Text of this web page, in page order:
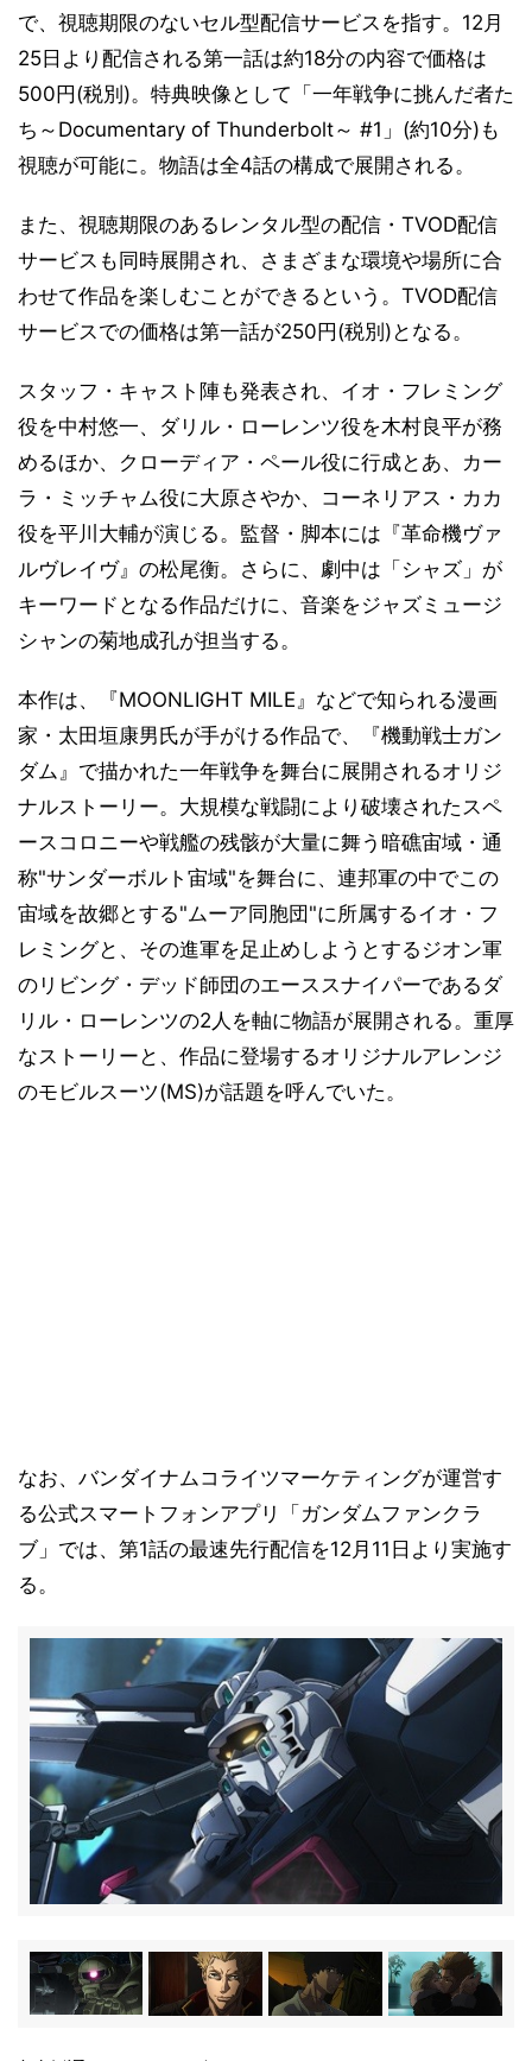
で、視聴期限のないセル型配信サービスを指す。12月
25日より配信される第一話は約18分の内容で価格は
500円(税別)。特典映像として「一年戦争に挑んだ者た
ち～Documentary of Thunderbolt～ #1」(約10分)も
視聴が可能に。物語は全4話の構成で展開される。
また、視聴期限のあるレンタル型の配信・TVOD配信
サービスも同時展開され、さまざまな環境や場所に合
わせて作品を楽しむことができるという。TVOD配信
サービスでの価格は第一話が250円(税別)となる。
スタッフ・キャスト陣も発表され、イオ・フレミング
役を中村悠一、ダリル・ローレンツ役を木村良平が務
めるほか、クローディア・ペール役に行成とあ、カー
ラ・ミッチャム役に大原さやか、コーネリアス・カカ
役を平川大輔が演じる。監督・脚本には『革命機ヴァ
ルヴレイヴ』の松尾衡。さらに、劇中は「シャズ」が
キーワードとなる作品だけに、音楽をジャズミュージ
シャンの菊地成孔が担当する。
本作は、『MOONLIGHT MILE』などで知られる漫画
家・太田垣康男氏が手がける作品で、『機動戦士ガン
ダム』で描かれた一年戦争を舞台に展開されるオリジ
ナルストーリー。大規模な戦闘により破壊されたスペ
ースコロニーや戦艦の残骸が大量に舞う暗礁宙域・通
称"サンダーボルト宙域"を舞台に、連邦軍の中でこの
宙域を故郷とする"ムーア同胞団"に所属するイオ・フ
レミングと、その進軍を足止めしようとするジオン軍
のリビング・デッド師団のエーススナイパーであるダ
リル・ローレンツの2人を軸に物語が展開される。重厚
なストーリーと、作品に登場するオリジナルアレンジ
のモビルスーツ(MS)が話題を呼んでいた。
なお、バンダイナムコライツマーケティングが運営す
る公式スマートフォンアプリ「ガンダムファンクラ
ブ」では、第1話の最速先行配信を12月11日より実施す
る。